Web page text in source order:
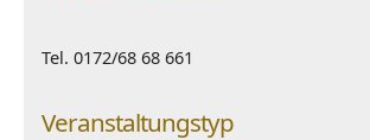
Tel. 0172/68 68 661
Veranstaltungstyp